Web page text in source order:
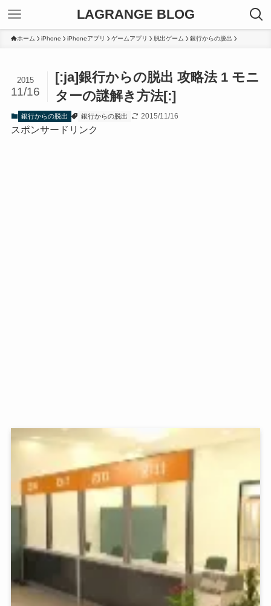
LAGRANGE BLOG
ホーム iPhone iPhoneアプリ ゲームアプリ 脱出ゲーム 銀行からの脱出
[:ja]銀行からの脱出 攻略法 1 モニ
ターの謎解き方法[:]
2015
11/16
銀行からの脱出 銀行からの脱出 2015/11/16
スポンサードリンク